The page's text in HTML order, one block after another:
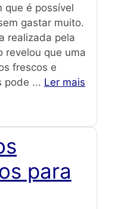
que é possível
gastar muito.
realizada pela
revelou que uma
frescos e
pode ... Ler mais
para